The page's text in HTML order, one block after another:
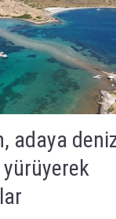
adaya